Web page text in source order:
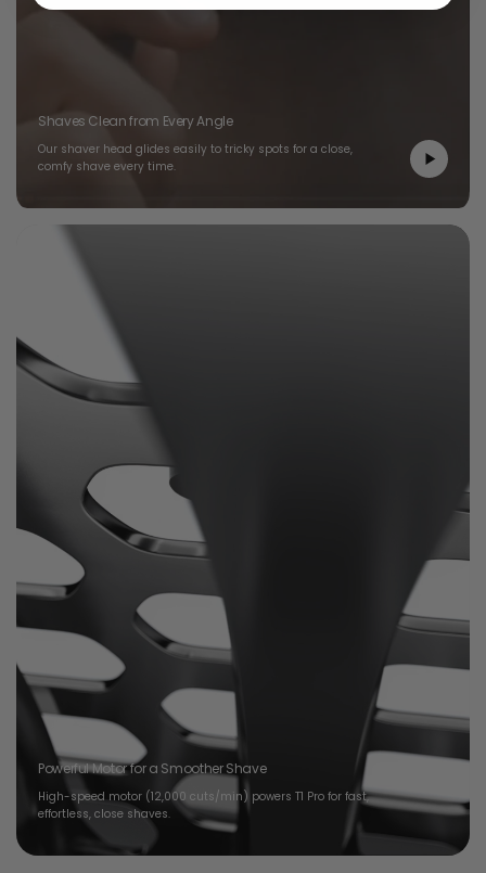
Shaves Clean from Every Angle
Our shaver head glides easily to tricky spots for a close,
comfy shave every time.
Powerful Motor for a Smoother Shave
High-speed motor (12,000 cuts/min) powers T1 Pro for fast,
effortless, close shaves.